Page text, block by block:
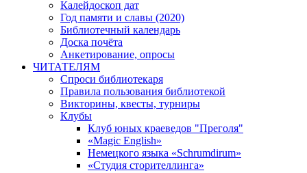
Калейдоскоп дат
Год памяти и славы (2020)
Библиотечный календарь
Доска почёта
Анкетирование, опросы
ЧИТАТЕЛЯМ
Спроси библиотекаря
Правила пользования библиотекой
Викторины, квесты, турниры
Клубы
Клуб юных краеведов "Преголя"
«Magic English»
Немецкого языка «Schrumdirum»
«Студия сторителлинга»